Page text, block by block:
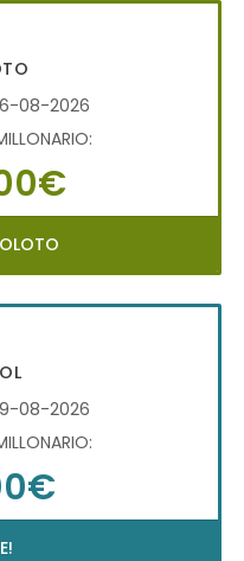
08-2026
08-2026